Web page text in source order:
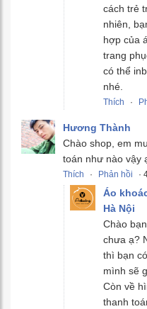
cách trẻ
nhiên,
hợp của
trang
có thể
nhé.
Thích ·
Hương Thành
Chào shop, em
toán như nào vậy
Thích · Phản hồi ·
Áo
Hà Nội
Chào
chưa ạ?
thì bạn
mình sẽ
Còn về
thanh